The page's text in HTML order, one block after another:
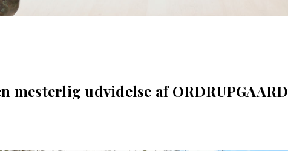
mesterlig udvidelse af ORDRUPGAARD